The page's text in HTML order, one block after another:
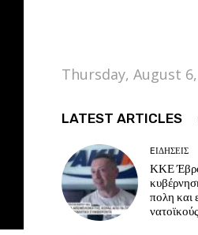
Thursday, August
LATEST ARTICLES
EΙΔΗΣΕΙΣ
ΚΚΕ
πολη και